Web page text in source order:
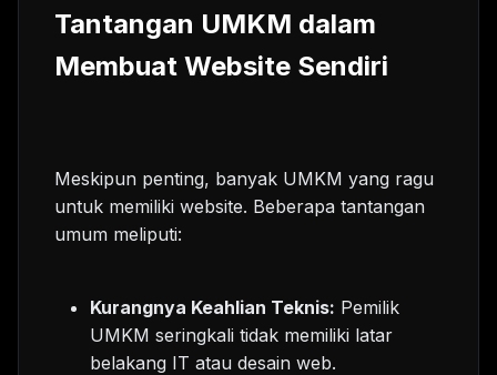
Tantangan UMKM dalam
Membuat Website Sendiri
Meskipun penting, banyak UMKM yang ragu
untuk memiliki website. Beberapa tantangan
umum meliputi:
Kurangnya Keahlian Teknis: Pemilik
UMKM seringkali tidak memiliki latar
belakang IT atau desain web.